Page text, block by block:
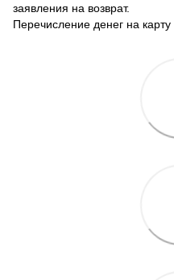
заявления на возврат.
Перечисление денег на карту